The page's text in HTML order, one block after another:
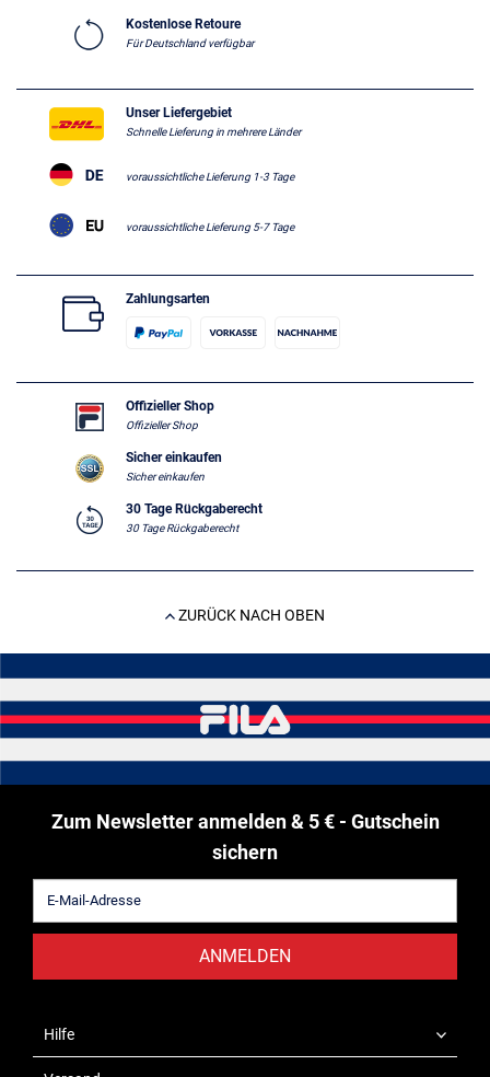
Kostenlose Retoure
Für Deutschland verfügbar
Unser Liefergebiet
Schnelle Lieferung in mehrere Länder
voraussichtliche Lieferung 1-3 Tage
voraussichtliche Lieferung 5-7 Tage
Zahlungsarten
Offizieller Shop
Offizieller Shop
Sicher einkaufen
Sicher einkaufen
30 Tage Rückgaberecht
30 Tage Rückgaberecht
ZURÜCK NACH OBEN
Zum Newsletter anmelden & 5 € - Gutschein
sichern
ANMELDEN
Hilfe